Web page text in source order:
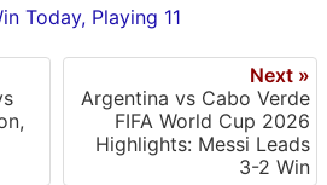
Today, Playing 11
Next »
Argentina vs Cabo Verde
FIFA World Cup 2026
Highlights: Messi Leads
3-2 Win